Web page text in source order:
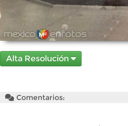
Alta Resolución
Comentarios: